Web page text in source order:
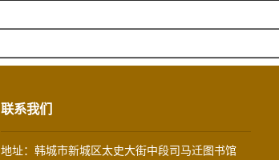
联系我们
地址：韩城市新城区太史大街中段司马迁图书馆